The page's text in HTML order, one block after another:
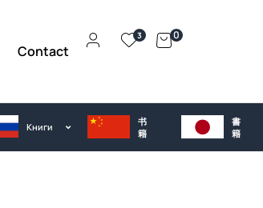
Contact
3 0
Kниги
书
籍
書
籍